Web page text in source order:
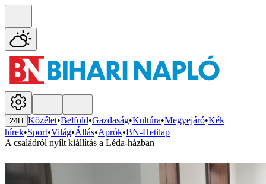
24H Közélet•Belföld•Gazdaság•Kultúra•Megyejáró•Kék
hírek•Sport•Világ•Állás•Aprók•BN-Hetilap
A családról nyílt kiállítás a Léda-házban